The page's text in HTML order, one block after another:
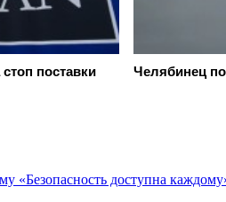
поставки
Челябинец
«Безопасность доступна